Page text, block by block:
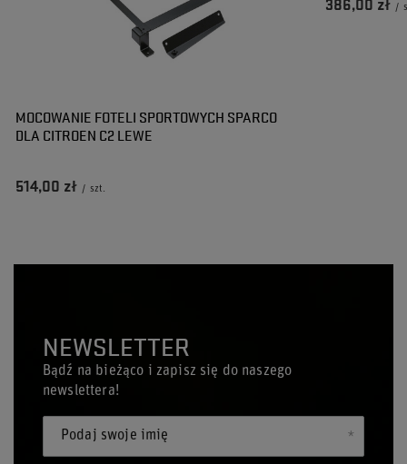
MOCOWANIE FOTELI SPORTOWYCH SPARCO
DLA CITROEN C2 LEWE
514,00 zł / szt.
386,00 zł /
NEWSLETTER
Bądź na bieżąco i zapisz się do naszego
newslettera!
Podaj swoje imię